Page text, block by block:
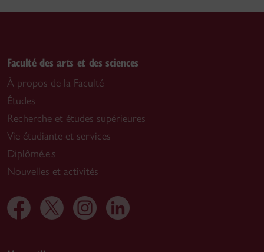
Faculté des arts et des sciences
À propos de la Faculté
Études
Recherche et études supérieures
Vie étudiante et services
Diplômé.e.s
Nouvelles et activités